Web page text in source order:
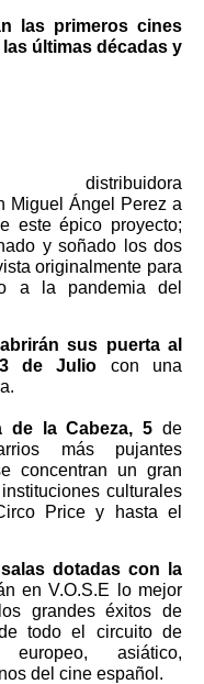
las primeros cines
últimas décadas y
Miguel Ángel Perez a
este épico proyecto;
y soñado los dos
originalmente para
a la pandemia del
sus puerta al
de Julio con una
de la Cabeza, 5de
más pujantes
concentran un gran
culturales
Price y hasta el
dotadas con la
en V.O.S.E lo mejor
grandes éxitos de
todo el circuito de
asiático,
del cine español.